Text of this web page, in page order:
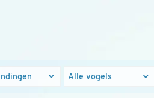
Populaire